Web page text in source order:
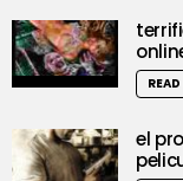
el